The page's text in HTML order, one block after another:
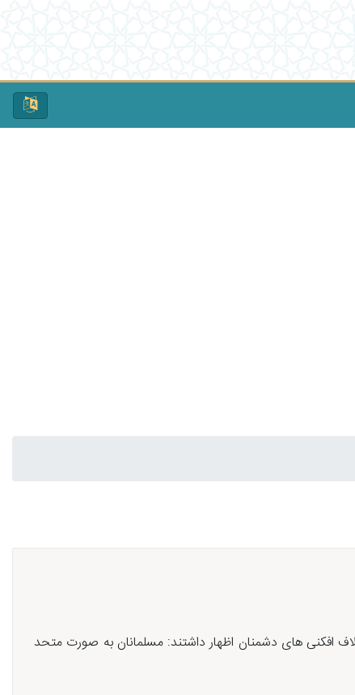
افکنی های دشمنان اظهار داشتند: مسلمانان به صورت متحد